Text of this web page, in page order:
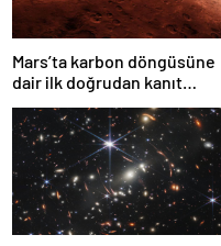
Mars’ta karbon döngüsüne
dair ilk doğrudan kanıt
bulundu